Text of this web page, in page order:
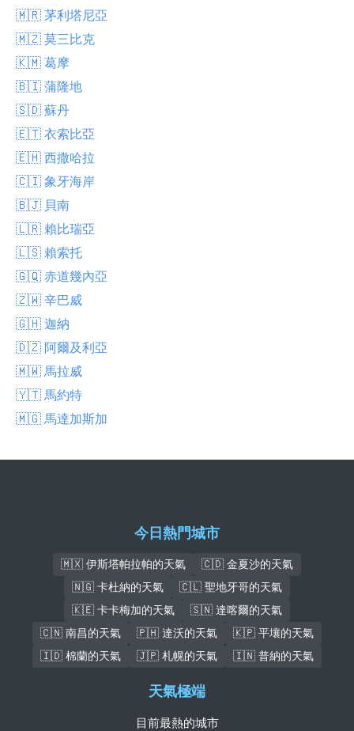
🇲🇷 茅利塔尼亞
🇲🇿 莫三比克
🇰🇲 葛摩
🇧🇮 蒲隆地
🇸🇩 蘇丹
🇪🇹 衣索比亞
🇪🇭 西撒哈拉
🇨🇮 象牙海岸
🇧🇯 貝南
🇱🇷 賴比瑞亞
🇱🇸 賴索托
🇬🇶 赤道幾內亞
🇿🇼 辛巴威
🇬🇭 迦納
🇩🇿 阿爾及利亞
🇲🇼 馬拉威
🇾🇹 馬約特
🇲🇬 馬達加斯加
今日熱門城市
🇲🇽 伊斯塔帕拉帕的天氣
🇨🇩 金夏沙的天氣
🇳🇬 卡杜納的天氣
🇨🇱 聖地牙哥的天氣
🇰🇪 卡卡梅加的天氣
🇸🇳 達喀爾的天氣
🇨🇳 南昌的天氣
🇵🇭 達沃的天氣
🇰🇵 平壤的天氣
🇮🇩 棉蘭的天氣
🇯🇵 札幌的天氣 🇮🇳 普納的天氣
天氣極端
目前最熱的城市